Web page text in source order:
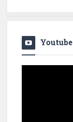
Youtube